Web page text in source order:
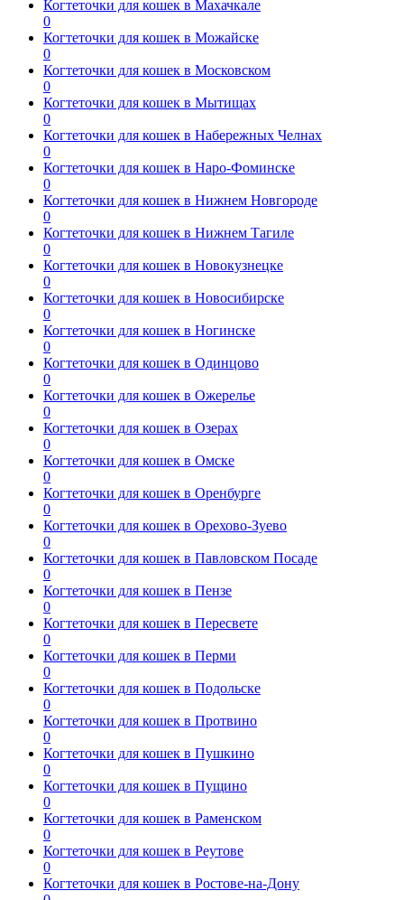
Когтеточки для кошек в Махачкале
0
Когтеточки для кошек в Можайске
0
Когтеточки для кошек в Московском
0
Когтеточки для кошек в Мытищах
0
Когтеточки для кошек в Набережных Челнах
0
Когтеточки для кошек в Наро-Фоминске
0
Когтеточки для кошек в Нижнем Новгороде
0
Когтеточки для кошек в Нижнем Тагиле
0
Когтеточки для кошек в Новокузнецке
0
Когтеточки для кошек в Новосибирске
0
Когтеточки для кошек в Ногинске
0
Когтеточки для кошек в Одинцово
0
Когтеточки для кошек в Ожерелье
0
Когтеточки для кошек в Озерах
0
Когтеточки для кошек в Омске
0
Когтеточки для кошек в Оренбурге
0
Когтеточки для кошек в Орехово-Зуево
0
Когтеточки для кошек в Павловском Посаде
0
Когтеточки для кошек в Пензе
0
Когтеточки для кошек в Пересвете
0
Когтеточки для кошек в Перми
0
Когтеточки для кошек в Подольске
0
Когтеточки для кошек в Протвино
0
Когтеточки для кошек в Пушкино
0
Когтеточки для кошек в Пущино
0
Когтеточки для кошек в Раменском
0
Когтеточки для кошек в Реутове
0
Когтеточки для кошек в Ростове-на-Дону